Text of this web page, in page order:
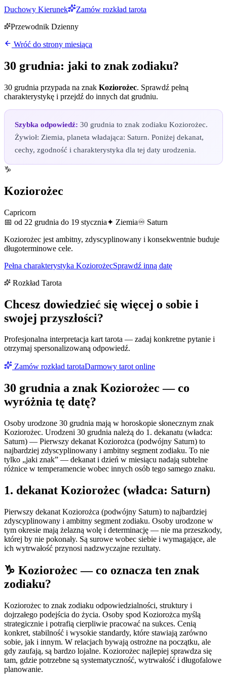
Duchowy Kierunek
Zamów rozkład tarota
Przewodnik Dzienny
Wróć do strony miesiąca
30 grudnia: jaki to znak zodiaku?
30 grudnia przypada na znak Koziorożec. Sprawdź pełną
charakterystykę i przejdź do innych dat grudniu.
Szybka odpowiedź: 30 grudnia to znak zodiaku Koziorożec.
Żywioł: Ziemia, planeta władająca: Saturn. Poniżej dekanat,
cechy, zgodność i charakterystyka dla tej daty urodzenia.
♑
Koziorożec
Capricorn
📅 od 22 grudnia do 19 stycznia✦ Ziemia♾ Saturn
Koziorożec jest ambitny, zdyscyplinowany i konsekwentnie buduje
długoterminowe cele.
Pełna charakterystyka KoziorożecSprawdź inną datę
Rozkład Tarota
Chcesz dowiedzieć się więcej o sobie i
swojej przyszłości?
Profesjonalna interpretacja kart tarota — zadaj konkretne pytanie i
otrzymaj spersonalizowaną odpowiedź.
Zamów rozkład tarotaDarmowy tarot online
30 grudnia a znakKoziorożec — co
wyróżnia tę datę?
Osoby urodzone 30 grudnia mają w horoskopie słonecznym znak
Koziorożec. Urodzeni 30 grudnia należą do 1. dekanatu (władca:
Saturn) — Pierwszy dekanat Koziorożca (podwójny Saturn) to
najbardziej zdyscyplinowany i ambitny segment zodiaku. To nie
tylko „jaki znak” — dekanat i dzień w miesiącu nadają subtelne
różnice w temperamencie wobec innych osób tego samego znaku.
1. dekanat Koziorożec (władca: Saturn)
Pierwszy dekanat Koziorożca (podwójny Saturn) to najbardziej
zdyscyplinowany i ambitny segment zodiaku. Osoby urodzone w
tym okresie mają żelazną wolę i determinację — nie ma przeszkody,
której by nie pokonały. Są surowe wobec siebie i wymagające, ale
ich wytrwałość przynosi nadzwyczajne rezultaty.
♑ Koziorożec — co oznacza ten znak
zodiaku?
Koziorożec to znak zodiaku odpowiedzialności, struktury i
dojrzałego podejścia do życia. Osoby spod Koziorożca myślą
strategicznie i potrafią cierpliwie pracować na sukces. Cenią
konkret, stabilność i wysokie standardy, które stawiają zarówno
sobie, jak i innym. W relacjach bywają ostrożne na początku, ale
gdy zaufają, są bardzo lojalne. Koziorożec najlepiej sprawdza się
tam, gdzie potrzebne są systematyczność, wytrwałość i długofalowe
planowanie.